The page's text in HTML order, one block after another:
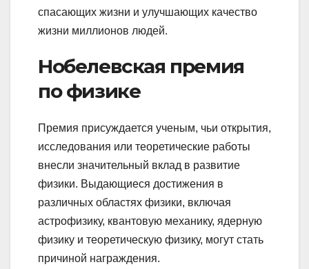
спасающих жизни и улучшающих качество
жизни миллионов людей.
Нобелевская премия
по физике
Премия присуждается ученым, чьи открытия,
исследования или теоретические работы
внесли значительный вклад в развитие
физики. Выдающиеся достижения в
различных областях физики, включая
астрофизику, квантовую механику, ядерную
физику и теоретическую физику, могут стать
причиной награждения.